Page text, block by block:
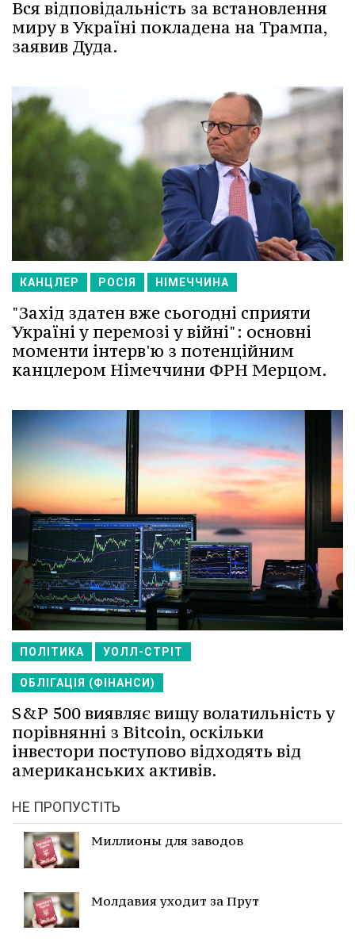
Вся відповідальність за встановлення
миру в Україні покладена на Трампа,
заявив Дуда.
КАНЦЛЕР РОСІЯ НІМЕЧЧИНА
"Захід здатен вже сьогодні сприяти
Україні у перемозі у війні": основні
моменти інтерв'ю з потенційним
канцлером Німеччини ФРН Мерцом.
ПОЛІТИКА УОЛЛ-СТРІТ
ОБЛІГАЦІЯ (ФІНАНСИ)
S&P 500 виявляє вищу волатильність у
порівнянні з Bitcoin, оскільки
інвестори поступово відходять від
американських активів.
НЕ ПРОПУСТІТЬ
Миллионы для заводов
Молдавия уходит за Прут